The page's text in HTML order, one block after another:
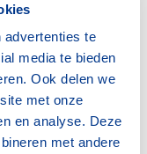
advertenties te
media te bieden
Ook delen we
met onze
en analyse. Deze
met andere
Boksbond
vakkundige